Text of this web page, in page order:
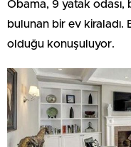
Obama, 9 yatak odası,
bulunan bir ev
olduğu konuşuluyor.